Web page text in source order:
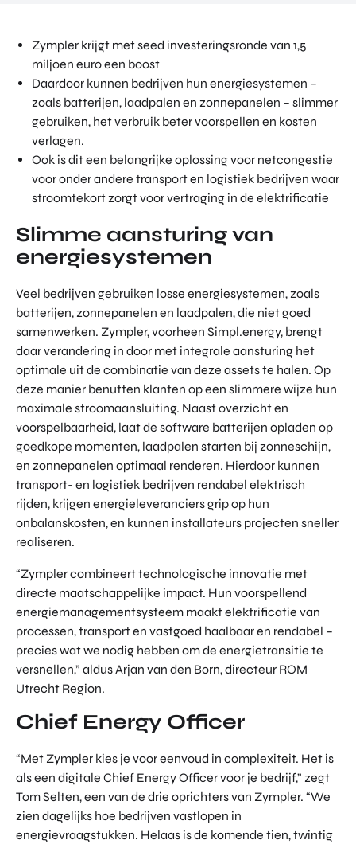
Zympler krijgt met seed investeringsronde van 1,5
miljoen euro een boost
Daardoor kunnen bedrijven hun energiesystemen –
zoals batterijen, laadpalen en zonnepanelen – slimmer
gebruiken, het verbruik beter voorspellen en kosten
verlagen.
Ook is dit een belangrijke oplossing voor netcongestie
voor onder andere transport en logistiek bedrijven waar
stroomtekort zorgt voor vertraging in de elektrificatie
Slimme aansturing van
energiesystemen
Veel bedrijven gebruiken losse energiesystemen, zoals
batterijen, zonnepanelen en laadpalen, die niet goed
samenwerken. Zympler, voorheen Simpl.energy, brengt
daar verandering in door met integrale aansturing het
optimale uit de combinatie van deze assets te halen. Op
deze manier benutten klanten op een slimmere wijze hun
maximale stroomaansluiting. Naast overzicht en
voorspelbaarheid, laat de software batterijen opladen op
goedkope momenten, laadpalen starten bij zonneschijn,
en zonnepanelen optimaal renderen. Hierdoor kunnen
transport- en logistiek bedrijven rendabel elektrisch
rijden, krijgen energieleveranciers grip op hun
onbalanskosten, en kunnen installateurs projecten sneller
realiseren.
“Zympler combineert technologische innovatie met
directe maatschappelijke impact. Hun voorspellend
energiemanagementsysteem maakt elektrificatie van
processen, transport en vastgoed haalbaar en rendabel –
precies wat we nodig hebben om de energietransitie te
versnellen,” aldus Arjan van den Born, directeur ROM
Utrecht Region.
Chief Energy Officer
“Met Zympler kies je voor eenvoud in complexiteit. Het is
als een digitale Chief Energy Officer voor je bedrijf,” zegt
Tom Selten, een van de drie oprichters van Zympler. “We
zien dagelijks hoe bedrijven vastlopen in
energievraagstukken. Helaas is de komende tien, twintig